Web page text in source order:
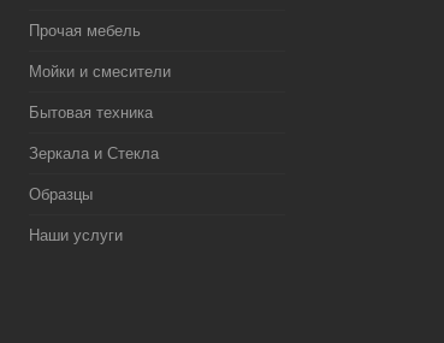
Прочая мебель
Мойки и смесители
Бытовая техника
Зеркала и Стекла
Образцы
Наши услуги